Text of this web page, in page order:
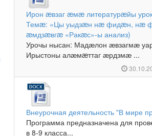
Ирон æвзаг æмæ литературæйы
Темæ: «Цы уыдзæн нæ фидæн, нæ
æмдзæвгæ «Ракæс»-ы анализ)
Урочы нысан: Мадӕлон ӕвзагмӕ
Ирыстоны алӕмæттаг ӕрдзмӕ ...
Внеурочная деятельность "В мире
Программа предназначена для
в 8-9 класса...